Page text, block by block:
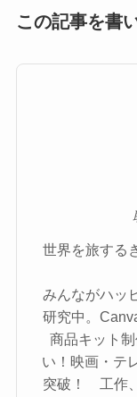
この記事を書
世界を旅する
みんながハッ
研究中。
商品キット
い！映画・テ
突破！ 工作